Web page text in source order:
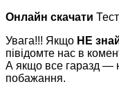
Онлайн скачати
Увага!!! Якщо НЕ
півідомте нас в
А якщо все гаразд —
побажання.